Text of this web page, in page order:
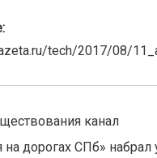
tech/2017/08/
канал
на дорогах СПб» набрал